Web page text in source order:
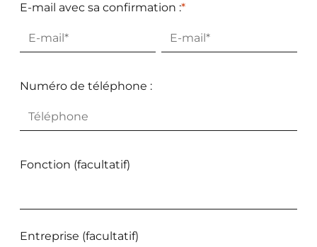
E-mail avec sa confirmation :*
e-
Numéro de téléphone :
Fonction (facultatif)
Entreprise (facultatif)